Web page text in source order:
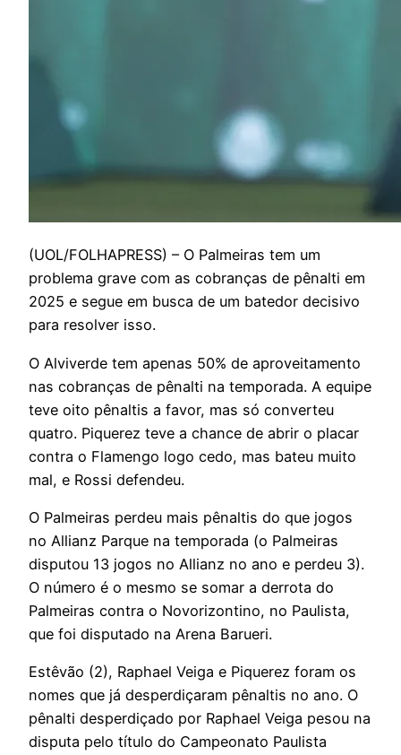
(UOL/FOLHAPRESS) – O Palmeiras tem um
problema grave com as cobranças de pênalti em
2025 e segue em busca de um batedor decisivo
para resolver isso.
O Alviverde tem apenas 50% de aproveitamento
nas cobranças de pênalti na temporada. A equipe
teve oito pênaltis a favor, mas só converteu
quatro. Piquerez teve a chance de abrir o placar
contra o Flamengo logo cedo, mas bateu muito
mal, e Rossi defendeu.
O Palmeiras perdeu mais pênaltis do que jogos
no Allianz Parque na temporada (o Palmeiras
disputou 13 jogos no Allianz no ano e perdeu 3).
O número é o mesmo se somar a derrota do
Palmeiras contra o Novorizontino, no Paulista,
que foi disputado na Arena Barueri.
Estêvão (2), Raphael Veiga e Piquerez foram os
nomes que já desperdiçaram pênaltis no ano. O
pênalti desperdiçado por Raphael Veiga pesou na
disputa pelo título do Campeonato Paulista